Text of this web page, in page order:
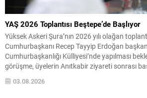
YAŞ 2026 Toplantısı Beştepe’de Başlıyor
Yüksek Askeri Şura’nın 2026 yılı olağan
Cumhurbaşkanı Recep Tayyip Erdoğan
Cumhurbaşkanlığı Külliyesi’nde yapılması
görüşme, üyelerin Anıtkabir ziyareti sonrası
rütbe terfileri, emeklilik kararları ve olası atama
alınacak. Ayrıca, kararların Cumhurbaşkanı
03.08.2026